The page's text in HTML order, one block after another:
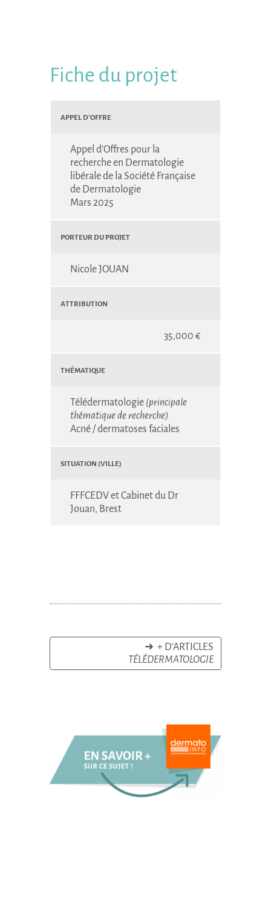
Fiche du projet
Appel d’Offre
Appel d’Offres pour la
recherche en Dermatologie
libérale de la Société Française
de Dermatologie
Mars 2025
Porteur du projet
Nicole JOUAN
Attribution
35,000 €
Thématique
Télédermatologie (principale
thématique de recherche)
Acné / dermatoses faciales
Situation (Ville)
FFFCEDV et Cabinet du Dr
Jouan, Brest
➜ + D’ARTICLES
TÉLÉDERMATOLOGIE